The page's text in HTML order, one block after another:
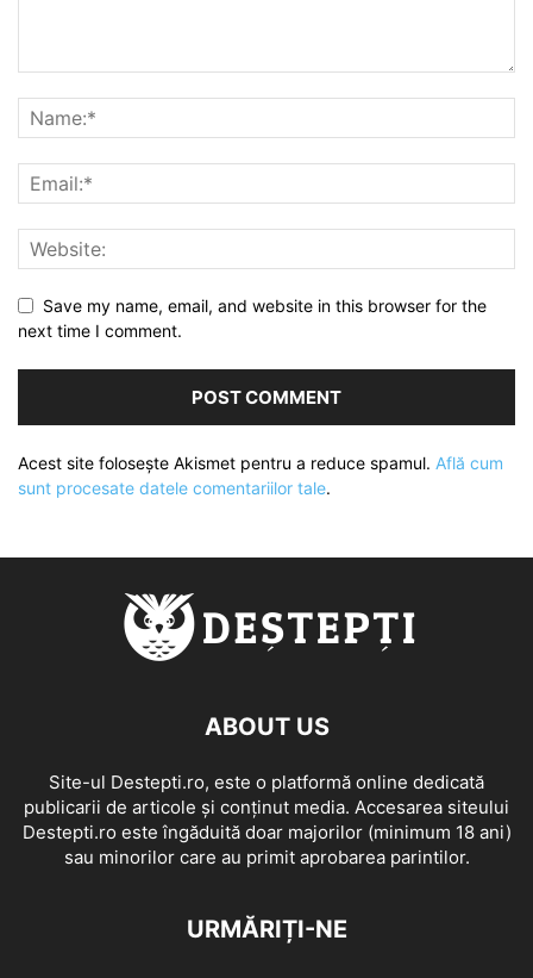
Save my name, email, and website in this browser for the
next time I comment.
Acest site folosește Akismet pentru a reduce spamul. Află cum
sunt procesate datele comentariilor tale.
ABOUT US
Site-ul Destepti.ro, este o platformă online dedicată
publicarii de articole și conținut media. Accesarea siteului
Destepti.ro este îngăduită doar majorilor (minimum 18 ani)
sau minorilor care au primit aprobarea parintilor.
URMĂRIȚI-NE